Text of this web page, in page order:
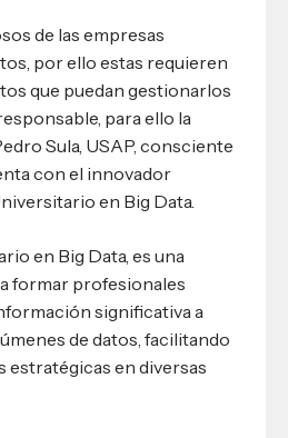
de las empresas
por ello estas requieren
que puedan gestionarlos
para ello la
Sula, USAP, consciente
con el innovador
en Big Data.
en Big Data, es una
formar profesionales
significativa a
de datos, facilitando
estratégicas en diversas